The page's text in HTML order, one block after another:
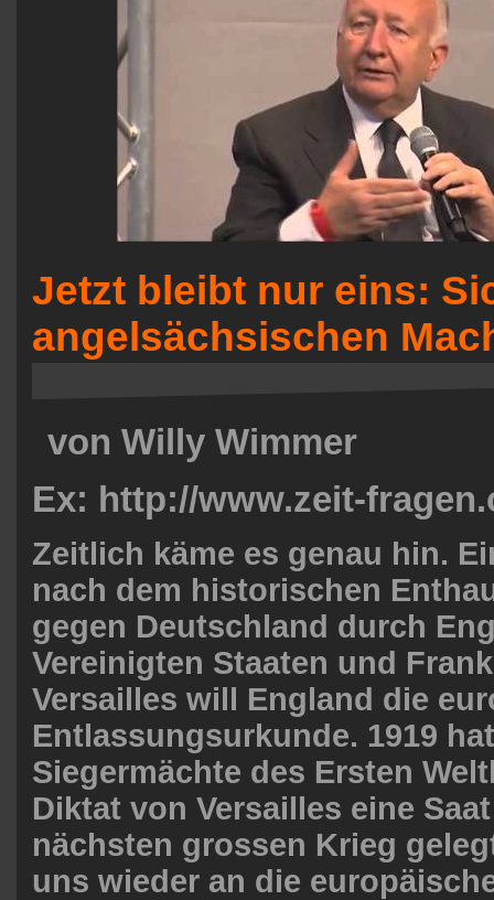
Jetzt bleibt nur eins:
angelsächsischen
von Willy Wimmer
Ex: http://www.zeit-
Zeitlich käme es genau hin.
nach dem historischen
gegen Deutschland durch
Vereinigten Staaten und
Versailles will England die
Entlassungsurkunde. 1919
Siegermächte des Ersten
Diktat von Versailles eine
nächsten grossen Krieg
uns wieder an die